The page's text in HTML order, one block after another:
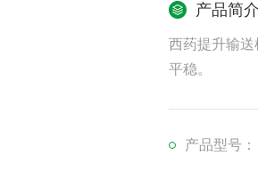
产品简介
西药提升输
平稳。
产品型号：